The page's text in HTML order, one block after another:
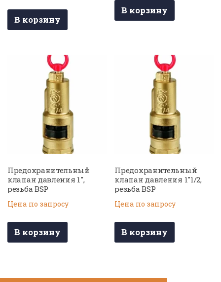
В корзину
В корзину
Предохранительный
клапан давления 1″,
резьба BSP
Цена по запросу
В корзину
Предохранительный
клапан давления 1″1/2,
резьба BSP
Цена по запросу
В корзину